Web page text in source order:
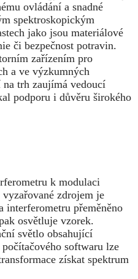
ovládání a snadné
spektroskopickým
jako jsou materiálové
či bezpečnost potravin.
zařízením pro
a ve výzkumných
trh zaujímá vedoucí
podporu i důvěru širokého
k modulaci
zdrojem je
interferometru přeměněno
osvětluje vzorek.
světlo obsahující
softwaru lze
získat spektrum